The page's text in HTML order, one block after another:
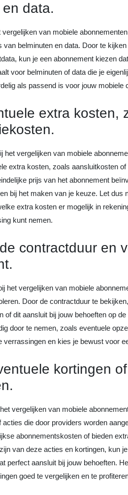
data.
vergelijken van mobiele
van belminuten en data. Door te
kun je een abonnement kiezen
voor belminuten of data die je
als passend is voor jouw mobiele
extra kosten,
het vergelijken van mobiele
extra kosten, zoals aansluitkosten
prijs van het abonnement
bij het maken van je keuze. Let dus
extra kosten er mogelijk in
kunt nemen.
contractduur en
het vergelijken van mobiele
Door de contractduur te
of dit aansluit bij jouw behoeften op
door te nemen, zoals eventuele
verrassingen en kies je bewust voor
kortingen
vergelijken van mobiele
acties die door providers worden
abonnementskosten of bieden
van deze acties en kortingen, kun
perfect aansluit bij jouw behoeften.
goed te vergelijken en te